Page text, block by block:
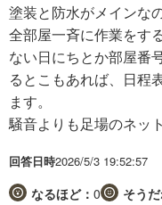
塗装と防水がメインな
全部屋一斉に作業をす
ない日にちとか部屋番
るとこもあれば、日程
ます。
騒音よりも足場のネッ
回答日時2026/5/3 19:52:57
なるほど： 0 そうだ